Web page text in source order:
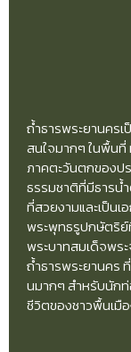
ถ้ำธารพระยานคร
สนใจมากๆ ในพื้นที่
ภาคตะวันตกของป
ธรรมชาติที่มีธารน้
ที่สวยงามและเป็น
พระพุทธรูปกษัตริย์
พระบาทสมเด็จพร
ถ้ำธารพระยานคร
นมากๆ สำหรับนัก
ชีวิตของชาวพื้นเมื